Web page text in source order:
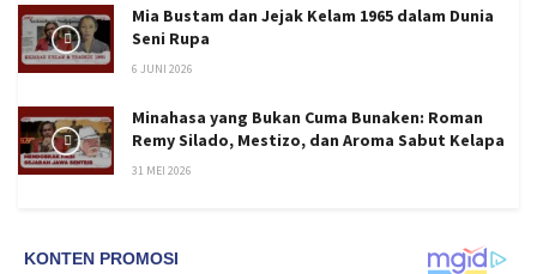
Mia Bustam dan Jejak Kelam 1965 dalam Dunia
Seni Rupa
6 JUNI 2026
Minahasa yang Bukan Cuma Bunaken: Roman
Remy Silado, Mestizo, dan Aroma Sabut Kelapa
31 MEI 2026